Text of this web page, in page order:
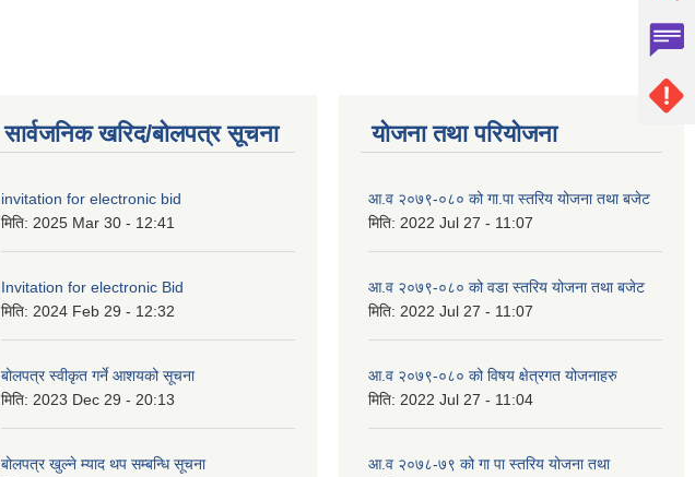
सार्वजनिक खरिद/बोलपत्र सूचना
invitation for electronic bid
मिति: 2025 Mar 30 - 12:41
Invitation for electronic Bid
मिति: 2024 Feb 29 - 12:32
बोलपत्र स्वीकृत गर्ने आशयको सूचना
मिति: 2023 Dec 29 - 20:13
बोलपत्र खुल्ने म्याद थप सम्बन्धि सूचना
योजना तथा परियोजना
आ.व २०७९-०८० को गा.पा स्तरिय योजना तथा बजेट
मिति: 2022 Jul 27 - 11:07
आ.व २०७९-०८० को वडा स्तरिय योजना तथा बजेट
मिति: 2022 Jul 27 - 11:07
आ.व २०७९-०८० को विषय क्षेत्रगत योजनाहरु
मिति: 2022 Jul 27 - 11:04
आ.व २०७८-७९ को गा पा स्तरिय योजना तथा